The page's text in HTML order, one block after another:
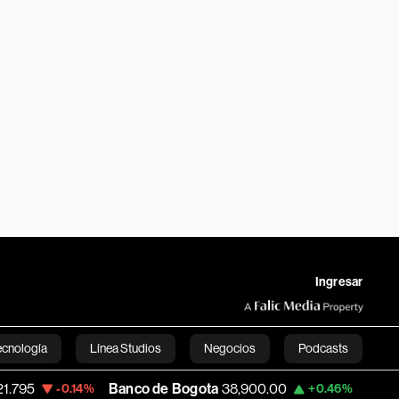
Ingresar
Línea Studios Negocios Podcasts
English
0.14% Banco de Bogota 38,900.00 +0.46% Apple